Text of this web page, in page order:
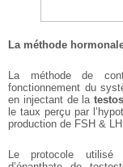
La méthode
La méthode de
fonctionnement du
en injectant de la
le taux perçu par
production de FSH &
Le protocole utilisé